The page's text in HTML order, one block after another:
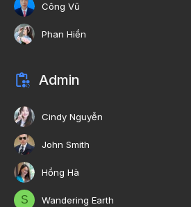
Công Vũ
Phan Hiền
Admin
Cindy Nguyễn
John Smith
Hồng Hà
S Wandering Earth